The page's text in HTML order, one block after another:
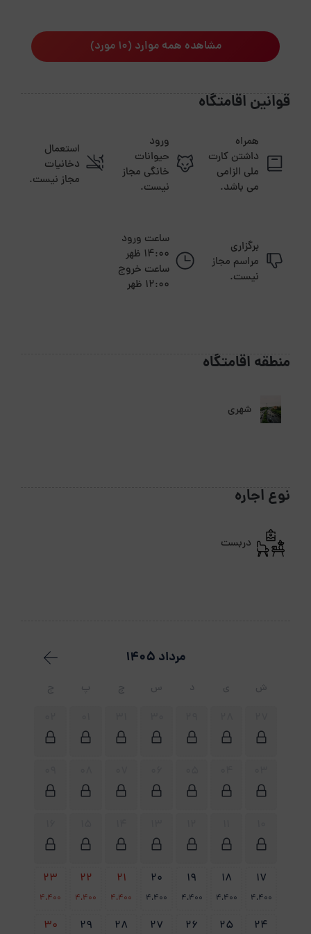
مشاهده همه موارد (10 مورد)
قوانین اقامتگاه
همراه
داشتن کارت
ملی الزامی
می باشد.
ورود
حیوانات
خانگی مجاز
نیست.
استعمال
دخانیات
مجاز نیست.
برگزاری
مراسم مجاز
نیست.
ساعت ورود
14:00 ظهر
ساعت خروج
12:00 ظهر
منطقه اقامتگاه
شهری
نوع اجاره
دربست
مرداد 1405
ش ی د س چ پ ج
17
4،400
18
4،400
19
4،400
20
4،400
21
4،400
22
4،400
23
4،400
24
25
26
27
28
29
30